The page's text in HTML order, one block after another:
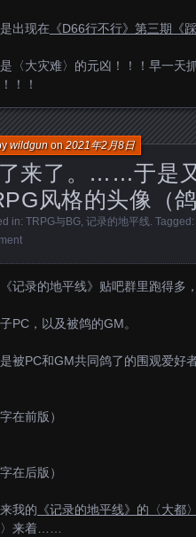
出现在 《D66行不行》第三期《
〈大灾难〉的元凶！！！早一天
！！
来了。……于是又
风格的头像（鸽
wildgunon2021年2月8日
in: TRPG与BG, 记录的地平线. Tagged:
记录的地平线》贴吧群里跑得多
PC，以及被鸽的GM。
被PC和GM共同鸽了的围观爱
字在前版）
字在后版）
我的 《记录的地平线》的〈大都
〉来着……